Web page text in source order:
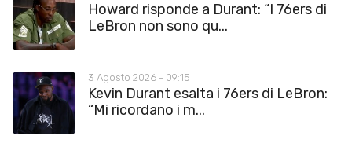
Howard risponde a Durant: “I 76ers di
LeBron non sono qu...
3 Agosto 2026 - 09:15
Kevin Durant esalta i 76ers di LeBron:
“Mi ricordano i m...